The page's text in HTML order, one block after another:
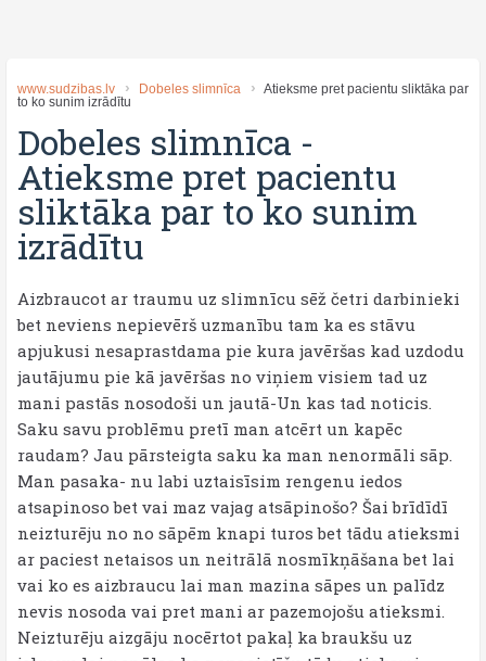
www.sudzibas.lv Dobeles slimnīca
Atieksme pret pacientu sliktāka par
to ko sunim izrādītu
Dobeles slimnīca -
Atieksme pret pacientu
sliktāka par to ko sunim
izrādītu
Aizbraucot ar traumu uz slimnīcu sēž četri darbinieki
bet neviens nepievērš uzmanību tam ka es stāvu
apjukusi nesaprastdama pie kura javēršas kad uzdodu
jautājumu pie kā javēršas no viņiem visiem tad uz
mani pastās nosodoši un jautā-Un kas tad noticis.
Saku savu problēmu pretī man atcērt un kapēc
raudam? Jau pārsteigta saku ka man nenormāli sāp.
Man pasaka- nu labi uztaisīsim rengenu iedos
atsapinoso bet vai maz vajag atsāpinošo? Šai brīdīdī
neizturēju no no sāpēm knapi turos bet tādu atieksmi
ar paciest netaisos un neitrālā nosmīkņāšana bet lai
vai ko es aizbraucu lai man mazina sāpes un palīdz
nevis nosoda vai pret mani ar pazemojošu atieksmi.
Neizturēju aizgāju nocērtot pakaļ ka braukšu uz